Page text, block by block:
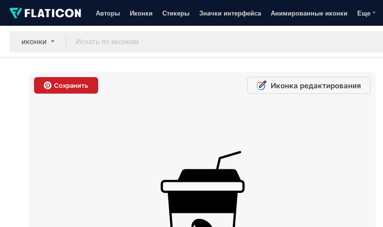
Авторы Иконки Стикеры Значки интерфейса Анимированные иконки Еще
иконки
Сохранить Иконка редактирования